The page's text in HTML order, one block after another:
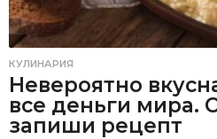
КУЛИНАРИЯ
Невероятно
все деньги мира.
запиши рецепт